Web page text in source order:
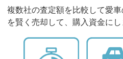
複数社の査定額を比較して愛
を賢く売却して、購入資金にし